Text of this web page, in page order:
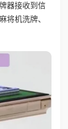
器接收到信
将机洗牌、